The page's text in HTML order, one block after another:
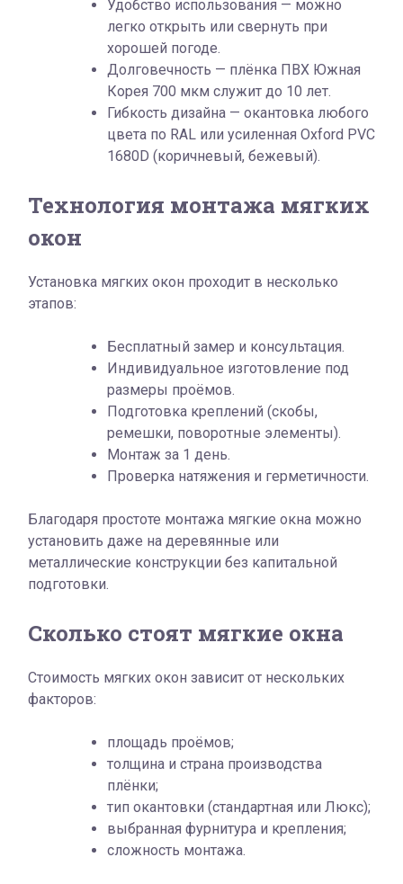
Удобство использования — можно
легко открыть или свернуть при
хорошей погоде.
Долговечность — плёнка ПВХ Южная
Корея 700 мкм служит до 10 лет.
Гибкость дизайна — окантовка любого
цвета по RAL или усиленная Oxford PVC
1680D (коричневый, бежевый).
Технология монтажа мягких
окон
Установка мягких окон проходит в несколько
этапов:
Бесплатный замер и консультация.
Индивидуальное изготовление под
размеры проёмов.
Подготовка креплений (скобы,
ремешки, поворотные элементы).
Монтаж за 1 день.
Проверка натяжения и герметичности.
Благодаря простоте монтажа мягкие окна можно
установить даже на деревянные или
металлические конструкции без капитальной
подготовки.
Сколько стоят мягкие окна
Стоимость мягких окон зависит от нескольких
факторов:
площадь проёмов;
толщина и страна производства
плёнки;
тип окантовки (стандартная или Люкс);
выбранная фурнитура и крепления;
сложность монтажа.